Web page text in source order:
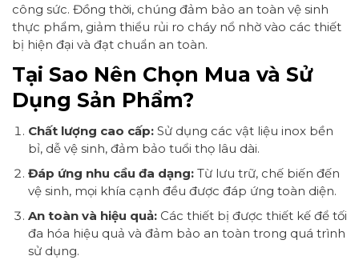
công sức. Đồng thời, chúng đảm bảo an toàn vệ sinh
thực phẩm, giảm thiểu rủi ro cháy nổ nhờ vào các thiết
bị hiện đại và đạt chuẩn an toàn.
Tại Sao Nên Chọn Mua và Sử
Dụng Sản Phẩm?
Chất lượng cao cấp:Sử dụng các vật liệu inox bền
bỉ, dễ vệ sinh, đảm bảo tuổi thọ lâu dài.
Đáp ứng nhu cầu đa dạng:Từ lưu trữ, chế biến đến
vệ sinh, mọi khía cạnh đều được đáp ứng toàn diện.
An toàn và hiệu quả:Các thiết bị được thiết kế để tối
đa hóa hiệu quả và đảm bảo an toàn trong quá trình
sử dụng.